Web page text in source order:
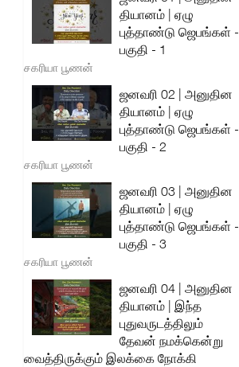
தியானம் | ஏழு
புத்தாண்டு ஜெபங்கள் -
பகுதி - 1
சகரியா பூணன்
ஜனவரி 02 | அனுதின
தியானம் | ஏழு
புத்தாண்டு ஜெபங்கள் -
பகுதி - 2
சகரியா பூணன்
ஜனவரி 03 | அனுதின
தியானம் | ஏழு
புத்தாண்டு ஜெபங்கள் -
பகுதி - 3
சகரியா பூணன்
ஜனவரி 04 | அனுதின
தியானம் | இந்த
புதுவருடத்திலும்
தேவன் நமக்கென்று
வைத்திருக்கும் இலக்கை நோக்கி